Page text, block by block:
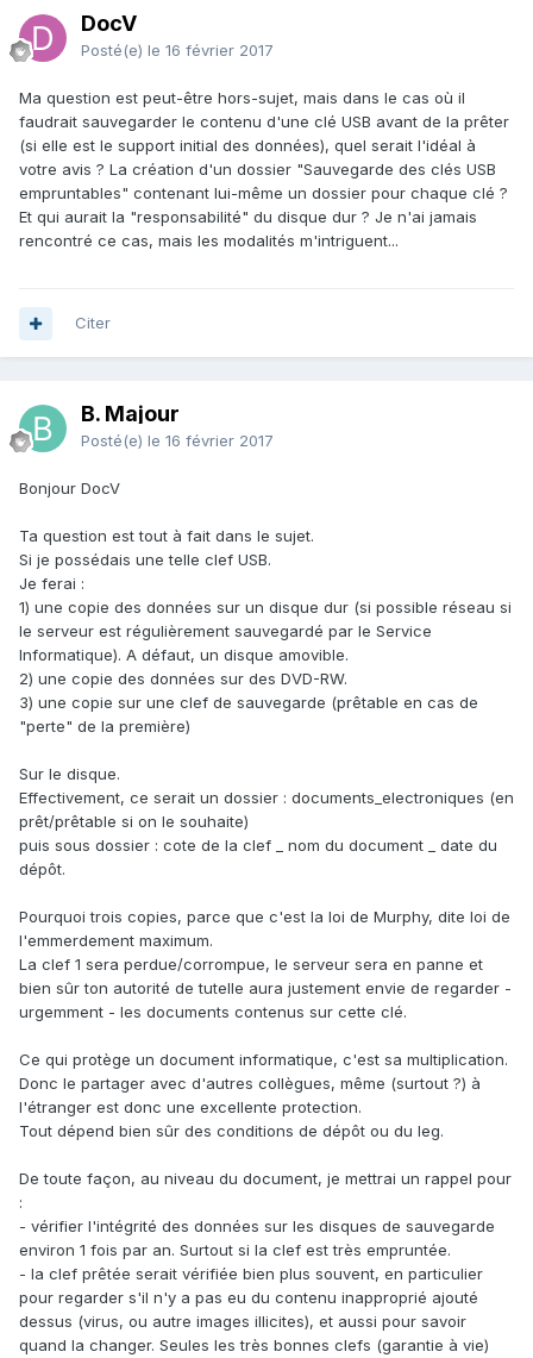
DocV
Posté(e) le 16 février 2017
Ma question est peut-être hors-sujet, mais dans le cas où il
faudrait sauvegarder le contenu d'une clé USB avant de la prêter
(si elle est le support initial des données), quel serait l'idéal à
votre avis ? La création d'un dossier "Sauvegarde des clés USB
empruntables" contenant lui-même un dossier pour chaque clé ?
Et qui aurait la "responsabilité" du disque dur ? Je n'ai jamais
rencontré ce cas, mais les modalités m'intriguent...
Citer
B. Majour
Posté(e) le 16 février 2017
Bonjour DocV
Ta question est tout à fait dans le sujet.
Si je possédais une telle clef USB.
Je ferai :
1) une copie des données sur un disque dur (si possible réseau si
le serveur est régulièrement sauvegardé par le Service
Informatique). A défaut, un disque amovible.
2) une copie des données sur des DVD-RW.
3) une copie sur une clef de sauvegarde (prêtable en cas de
"perte" de la première)
Sur le disque.
Effectivement, ce serait un dossier : documents_electroniques (en
prêt/prêtable si on le souhaite)
puis sous dossier : cote de la clef _ nom du document _ date du
dépôt.
Pourquoi trois copies, parce que c'est la loi de Murphy, dite loi de
l'emmerdement maximum.
La clef 1 sera perdue/corrompue, le serveur sera en panne et
bien sûr ton autorité de tutelle aura justement envie de regarder -
urgemment - les documents contenus sur cette clé.
Ce qui protège un document informatique, c'est sa multiplication.
Donc le partager avec d'autres collègues, même (surtout ?) à
l'étranger est donc une excellente protection.
Tout dépend bien sûr des conditions de dépôt ou du leg.
De toute façon, au niveau du document, je mettrai un rappel pour
:
- vérifier l'intégrité des données sur les disques de sauvegarde
environ 1 fois par an. Surtout si la clef est très empruntée.
- la clef prêtée serait vérifiée bien plus souvent, en particulier
pour regarder s'il n'y a pas eu du contenu inapproprié ajouté
dessus (virus, ou autre images illicites), et aussi pour savoir
quand la changer. Seules les très bonnes clefs (garantie à vie)